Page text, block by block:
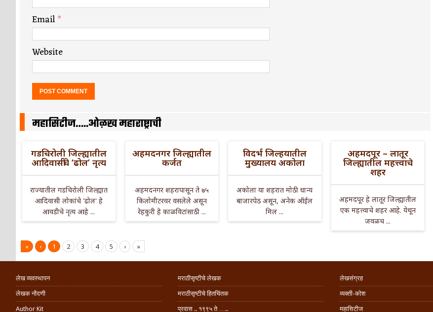
Email*
Website
महासिटीज…..ओळख महाराष्ट्राची
गडचिरोली जिल्ह्यातील
आदिवासींचे ‘ढोल’ नृत्य
राज्यातील गडचिरोली जिल्ह्यात
आदिवासी लोकांचे 'ढोल' हे
आवडीचे नृत्य आहे ...
अहमदनगर जिल्ह्यातील
कर्जत
अहमदनगर शहरापासून ते ७५
किलोमीटरवर वसलेले असून
रेहकुरी हे काळविटांसाठी ...
विदर्भ जिल्हयातील
मुख्यालय अकोला
अकोला या शहरात मोठी धान्य
बाजारपेठ असून, अनेक ऑईल
मिल ...
अहमदपूर – लातूर
जिल्ह्यातील महत्त्वाचे
शहर
अहमदपूर हे लातूर जिल्ह्यातील
एक महत्त्वाचे शहर आहे. येथून
जवळच ...
« ‹ 1 2 3 4 5 › »
लेख व्यवस्थापन
लेखक नोंदणी
Author Kit
मराठीसृष्टीचे लेखक
मराठीसृष्टीचे हितचिंतक
प्रवास .. १९९५ ते …..
लेखसंग्रह
व्यक्ती-कोश
महासिटीज